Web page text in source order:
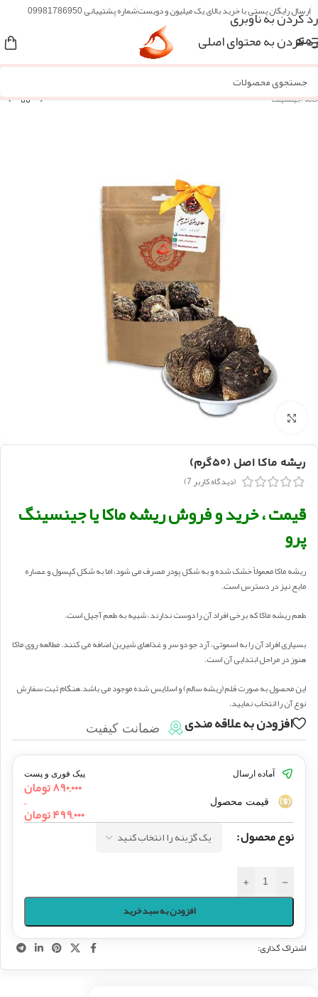
رد کردن به ناوبری
رد کردن به محتوای اصلی
ارسال رایگان پستی با خرید بالای یک میلیون و دویستشماره پشتیبانی 09981786950
منو
خانه/جینسینگ
بزرگنمایی تصویر
ریشه ماکا اصل (۵۰گرم)
(دیدگاه کاربر 7
)
قیمت ، خرید و فروش ریشه ماکا یا جینسینگ
پرو
ریشه ماکا معمولاً خشک شده و به شکل پودر مصرف می شود، اما به شکل کپسول و عصاره
مایع نیز در دسترس است.
طعم ریشه ماکا که برخی افراد آن را دوست ندارند، شبیه به طعم آجیل است.
بسیاری افراد آن را به اسموتی، آرد جو دو سر و غذاهای شیرین اضافه می کنند. مطالعه روی ماکا
هنوز در مراحل ابتدایی آن است.
این محصول به صورت قلم(ریشه سالم) و اسلایس شده موجود می باشد.هنگام ثبت سفارش
نوع آن را انتخاب نمایید.
افزودن به علاقه مندی ضمانت کیفیت
آماده ارسال پیک فوری و پست
قیمت محصول
۸۹۰,۰۰۰تومان
–
۴۹۹,۰۰۰تومان
نوع محصول
-
+
افزودن به سبد خرید
اشتراک گذاری: